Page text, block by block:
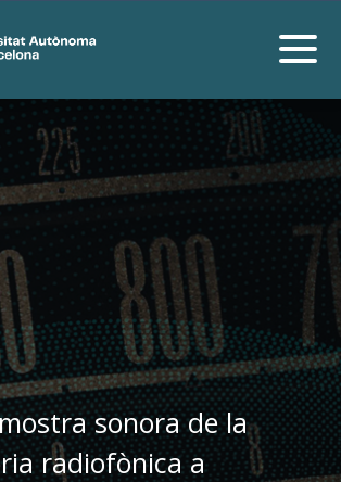
sonora de la
radiofònica a